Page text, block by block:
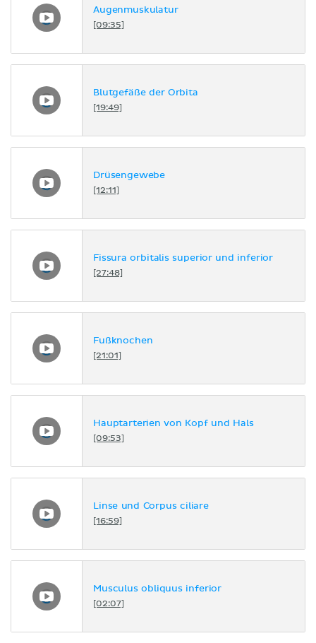
Augenmuskulatur
[09:35]
Blutgefäße der Orbita
[19:49]
Drüsengewebe
[12:11]
Fissura orbitalis superior und inferior
[27:48]
Fußknochen
[21:01]
Hauptarterien von Kopf und Hals
[09:53]
Linse und Corpus ciliare
[16:59]
Musculus obliquus inferior
[02:07]